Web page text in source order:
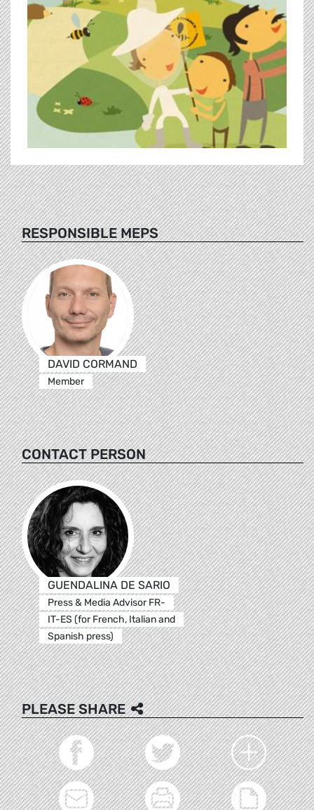
RESPONSIBLE MEPS
DAVID CORMAND
Member
CONTACT PERSON
GUENDALINA DE SARIO
Press & Media Advisor FR-
IT-ES (for French, Italian and
Spanish press)
PLEASE SHARE